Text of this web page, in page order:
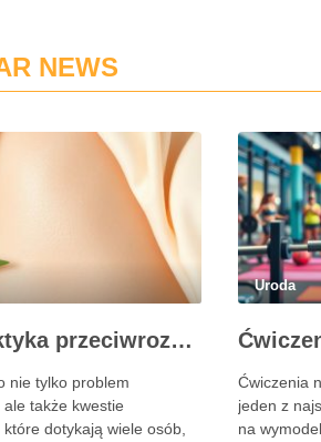
NEWS
Profilaktyka przeciwrozstępowa: jak dbać o skórę skutecznie?
nie tylko problem
ale także kwestie
dotykają wiele osób,
Uroda
Ćwiczenia
jeden z
na